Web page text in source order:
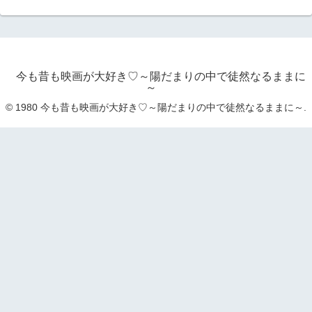
今も昔も映画が大好き♡～陽だまりの中で徒然なるままに
～
© 1980 今も昔も映画が大好き♡～陽だまりの中で徒然なるままに～.